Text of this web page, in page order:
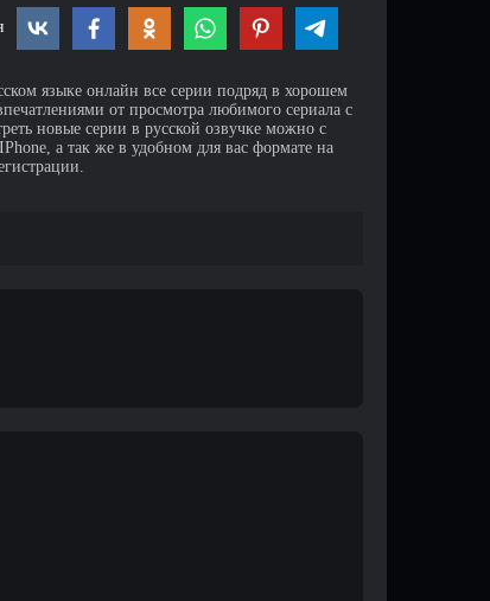
языке онлайн все серии подряд в хорошем
от просмотра любимого сериала с
новые серии в русской озвучке можно с
а так же в удобном для вас формате на